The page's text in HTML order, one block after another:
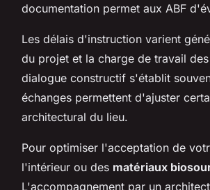
documentation permet aux ABF
Les délais d'instruction varient
du projet et la charge de travail
dialogue constructif s'établit
échanges permettent d'ajuster
architectural du lieu.
Pour optimiser l'acceptation de
l'intérieur ou des matériaux
L'accompagnement par un